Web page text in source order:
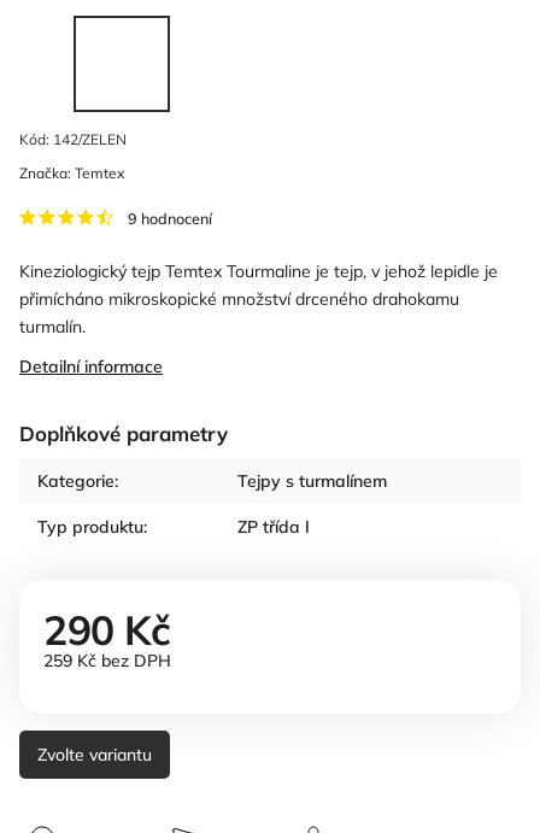
Kód: 142/ZELEN
9 hodnocení
Kineziologický tejp Temtex Tourmaline je tejp, v jehož lepidle je
přimícháno mikroskopické množství drceného drahokamu
turmalín.
Detailní informace
Doplňkové parametry
Kategorie: Tejpy s turmalínem
Typ produktu: ZP třída I
Značka: Temtex
290 Kč
259 Kč bez DPH
Zvolte variantu